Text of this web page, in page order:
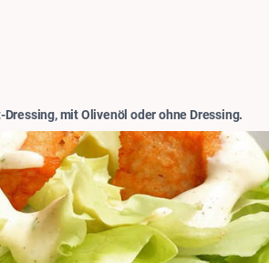
mit Olivenöl oder ohne Dressing.